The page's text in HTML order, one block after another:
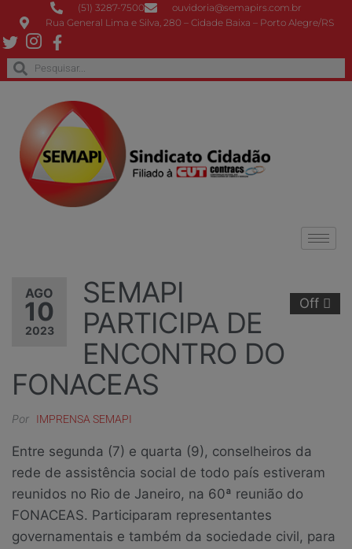
(51) 3287-7500
ouvidoria@semapirs.com.br
Rua General Lima e Silva, 280 – Cidade Baixa – Porto Alegre/RS
AGO
10
2023
Off
SEMAPI
PARTICIPA DE
ENCONTRO DO
FONACEAS
Por IMPRENSA SEMAPI
Entre segunda (7) e quarta (9), conselheiros da
rede de assistência social de todo país estiveram
reunidos no Rio de Janeiro, na 60ª reunião do
FONACEAS. Participaram representantes
governamentais e também da sociedade civil, para